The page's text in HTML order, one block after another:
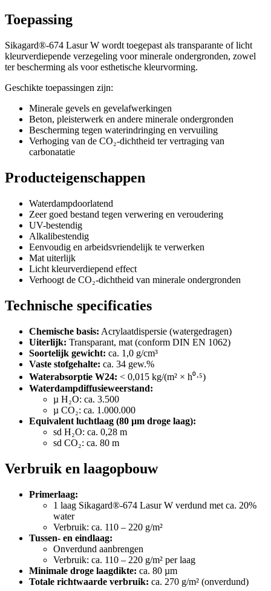
Toepassing
Sikagard®-674 Lasur W wordt toegepast als transparante of licht
kleurverdiepende verzegeling voor minerale ondergronden, zowel
ter bescherming als voor esthetische kleurvorming.
Geschikte toepassingen zijn:
Minerale gevels en gevelafwerkingen
Beton, pleisterwerk en andere minerale ondergronden
Bescherming tegen waterindringing en vervuiling
Verhoging van de CO₂-dichtheid ter vertraging van
carbonatatie
Producteigenschappen
Waterdampdoorlatend
Zeer goed bestand tegen verwering en veroudering
UV-bestendig
Alkalibestendig
Eenvoudig en arbeidsvriendelijk te verwerken
Mat uiterlijk
Licht kleurverdiepend effect
Verhoogt de CO₂-dichtheid van minerale ondergronden
Technische specificaties
Chemische basis: Acrylaatdispersie (watergedragen)
Uiterlijk: Transparant, mat (conform DIN EN 1062)
Soortelijk gewicht: ca. 1,0 g/cm³
Vaste stofgehalte: ca. 34 gew.%
Waterabsorptie W24: < 0,015 kg/(m² × h⁰·⁵)
Waterdampdiffusieweerstand:
µ H₂O: ca. 3.500
µ CO₂: ca. 1.000.000
Equivalent luchtlaag (80 µm droge laag):
sd H₂O: ca. 0,28 m
sd CO₂: ca. 80 m
Verbruik en laagopbouw
Primerlaag:
1 laag Sikagard®-674 Lasur W verdund met ca. 20%
water
Verbruik: ca. 110 – 220 g/m²
Tussen- en eindlaag:
Onverdund aanbrengen
Verbruik: ca. 110 – 220 g/m² per laag
Minimale droge laagdikte: ca. 80 µm
Totale richtwaarde verbruik: ca. 270 g/m² (onverdund)